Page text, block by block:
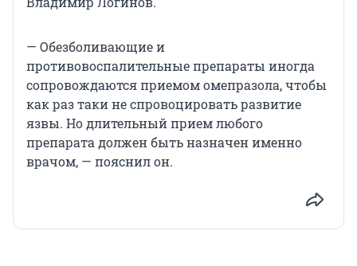
— Обезболивающие и
противовоспалительные препараты иногда
сопровождаются приемом омепразола, чтобы
как раз таки не спровоцировать развитие
язвы. Но длительный прием любого
препарата должен быть назначен именно
врачом, — пояснил он.